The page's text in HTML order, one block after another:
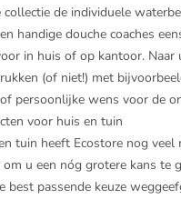
de individuele
handige douche coaches
in huis of op kantoor. Naar
(of niet!) met
persoonlijke wens voor de
voor huis en tuin
tuin heeft Ecostore nog veel
u een nóg grotere kans te
passende keuze